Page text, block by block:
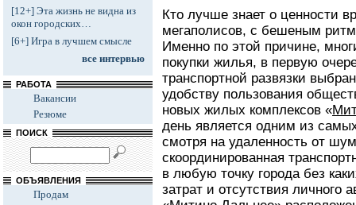
[12+] Эта жизнь не видна из
окон городских…
[6+] Игра в лучшем смысле
все интервью
РАБОТА
Вакансии
Резюме
ПОИСК
ОБЪЯВЛЕНИЯ
Продам
Кто лучше знает о ценности
мегаполисов, с бешеным
Именно по этой причине,
покупки жилья, в первую
транспортной развязки
удобству пользования
новых жилых комплексов «
день является одним из
смотря на удаленность от
скоординированная
в любую точку города без
затрат и отсутствия